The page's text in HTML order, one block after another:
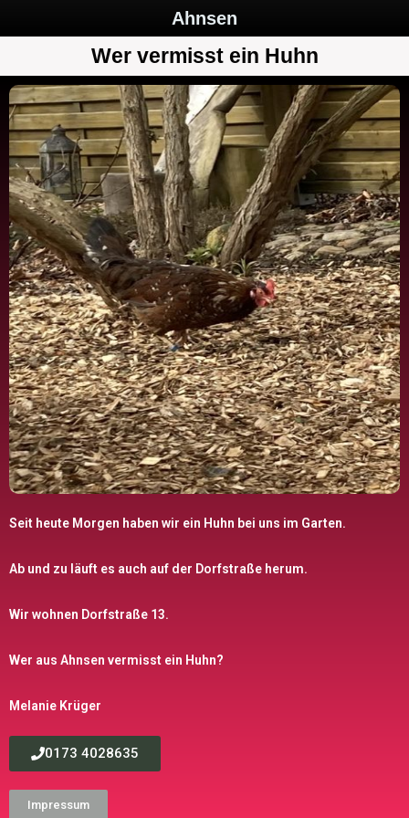
Ahnsen
Wer vermisst ein Huhn
Seit heute Morgen haben wir ein Huhn bei uns im Garten.
Ab und zu läuft es auch auf der Dorfstraße herum.
Wir wohnen Dorfstraße 13.
Wer aus Ahnsen vermisst ein Huhn?
Melanie Krüger
0173 4028635
Impressum